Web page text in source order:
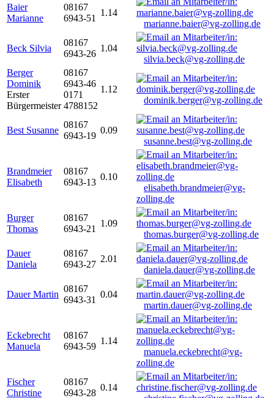
Baier
Marianne
08167
6943-51
1.14
marianne.baier@vg-zolling.de
Beck Silvia
08167
6943-26
1.04
silvia.beck@vg-zolling.de
Berger
Dominik
Erster
Bürgermeister
08167
6943-46
0171
4788152
1.12
dominik.berger@vg-zolling.de
Best Susanne
08167
6943-19
0.09
susanne.best@vg-zolling.de
Brandmeier
Elisabeth
08167
6943-13
0.10
elisabeth.brandmeier@vg-
zolling.de
Burger
Thomas
08167
6943-21
1.09
thomas.burger@vg-zolling.de
Dauer
Daniela
08167
6943-27
2.01
daniela.dauer@vg-zolling.de
Dauer Martin
08167
6943-31
0.04
martin.dauer@vg-zolling.de
Eckebrecht
Manuela
08167
6943-59
1.14
manuela.eckebrecht@vg-
zolling.de
Fischer
Christine
08167
6943-28
0.14